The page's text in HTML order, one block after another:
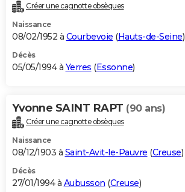
Créer une cagnotte obsèques
Naissance
08/02/1952 à Courbevoie (Hauts-de-Seine)
Décès
05/05/1994 à Yerres (Essonne)
Yvonne SAINT RAPT (90 ans)
Créer une cagnotte obsèques
Naissance
08/12/1903 à Saint-Avit-le-Pauvre (Creuse)
Décès
27/01/1994 à Aubusson (Creuse)